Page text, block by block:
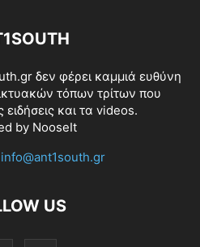
δεν φέρει καμμιά ευθύνη
τόπων τρίτων που
ειδήσεις και τα videos.
by NooseIt
info@ant1south.gr
US